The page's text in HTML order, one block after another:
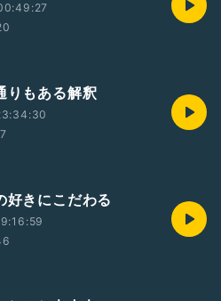
もある解釈
きにこだわる